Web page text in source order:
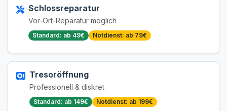
Schlossreparatur
Vor-Ort-Reparatur möglich
Standard: ab 49€ Notdienst: ab 79€
Tresoröffnung
Professionell & diskret
Standard: ab 149€ Notdienst: ab 199€